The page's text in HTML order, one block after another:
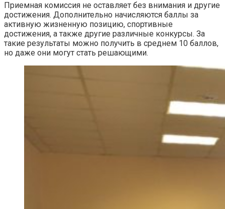
Приемная комиссия не оставляет без внимания и другие
достижения. Дополнительно начисляются баллы за
активную жизненную позицию, спортивные
достижения, а также другие различные конкурсы. За
такие результаты можно получить в среднем 10 баллов,
но даже они могут стать решающими.